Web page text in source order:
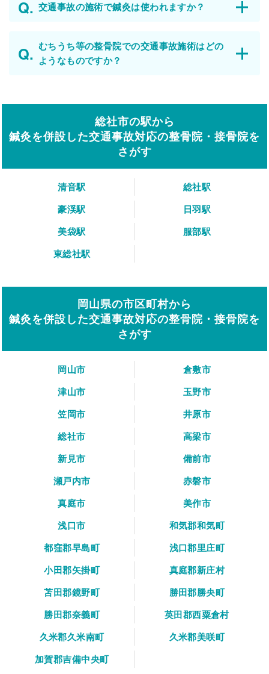
交通事故の施術で鍼灸は使われますか？
むちうち等の整骨院での交通事故施術はどの
ようなものですか？
総社市の駅から
鍼灸を併設した交通事故対応の整骨院・接骨院を
さがす
清音駅
総社駅
豪渓駅
日羽駅
美袋駅
服部駅
東総社駅
岡山県の市区町村から
鍼灸を併設した交通事故対応の整骨院・接骨院を
さがす
岡山市
倉敷市
津山市
玉野市
笠岡市
井原市
総社市
高梁市
新見市
備前市
瀬戸内市
赤磐市
真庭市
美作市
浅口市
和気郡和気町
都窪郡早島町
浅口郡里庄町
小田郡矢掛町
真庭郡新庄村
苫田郡鏡野町
勝田郡勝央町
勝田郡奈義町
英田郡西粟倉村
久米郡久米南町
久米郡美咲町
加賀郡吉備中央町